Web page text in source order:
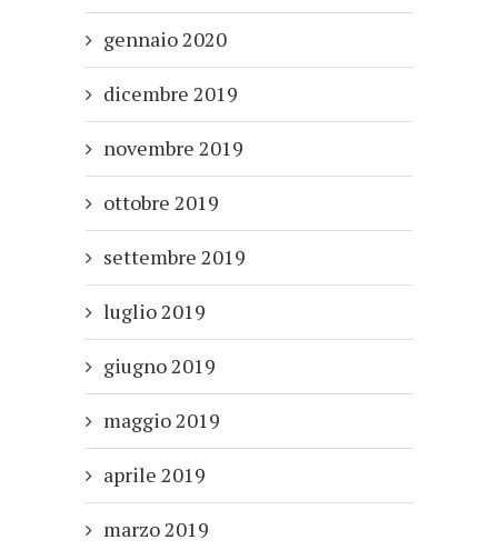
gennaio 2020
dicembre 2019
novembre 2019
ottobre 2019
settembre 2019
luglio 2019
giugno 2019
maggio 2019
aprile 2019
marzo 2019